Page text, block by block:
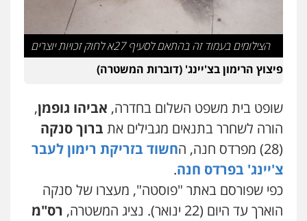
עו"ד ראוף נג'אר
פלילי מעצרים
0548009246
לבן
0507368203
שחר לדובסקי, עו"ד
פלילי מעצרים וחקירות
דין לענייני אסירים
0507913332
הצילומים בעמוד זה בהתאם לסעיף 27א לחוק זכויות יוצרים
פיצוץ הרימון בצ'יינג' (דוברות המשטרה)
שופט בית משפט השלום בחדרה, אביהו גופמן,
הורה לשחרר בתנאים מגבילים את ברוך סנקה
(28) מפרדס חנה, ה
חשוד בזריקת רימון לעבר
צ'יינג' בפרדס חנה.
כפי שפורסם באתר "פוסטה", מעצרו של סנקה
הוארך עד היום (22 ינואר). נציג המשטרה,
רס"מ
שני אלגרבלי – משרד עורכי דין
פלילי עורכי דין לענייני אסירים תעבורה
0507120031
פשיעה חמורה
0544712201
עו"ד בועז קניג
פלילי משפחה
0507003001